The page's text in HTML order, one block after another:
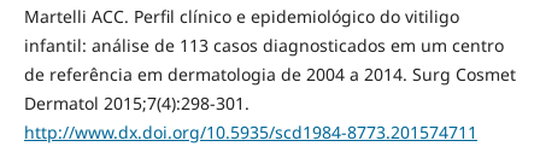
Martelli ACC. Perfil clínico e epidemiológico do vitiligo
infantil: análise de 113 casos diagnosticados em um centro
de referência em dermatologia de 2004 a 2014. Surg Cosmet
Dermatol 2015;7(4):298-301.
http://www.dx.doi.org/10.5935/scd1984-8773.201574711